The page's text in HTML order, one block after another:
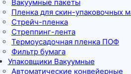
Вакуумные пакеты
Пленка для скин-упаковочных
Стрейч-пленка
Стреппинг-лента
Термоусадочная пленка ПОФ
Фильтр бумага
Упаковщики Вакуумные
Автоматические конвейерные